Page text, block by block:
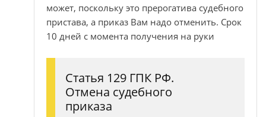
может, поскольку это прерогатива судебного
пристава, а приказ Вам надо отменить. Срок
10 дней с момента получения на руки
Статья 129 ГПК РФ.
Отмена судебного
приказа